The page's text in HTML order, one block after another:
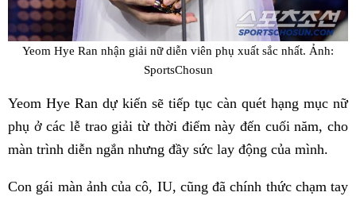
Yeom Hye Ran nhận giải nữ diễn viên phụ xuất sắc nhất. Ảnh:
SportsChosun
Yeom Hye Ran dự kiến sẽ tiếp tục càn quét hạng mục nữ
phụ ở các lễ trao giải từ thời điểm này đến cuối năm, cho
màn trình diễn ngắn nhưng đầy sức lay động của mình.
Con gái màn ảnh của cô, IU, cũng đã chính thức chạm tay